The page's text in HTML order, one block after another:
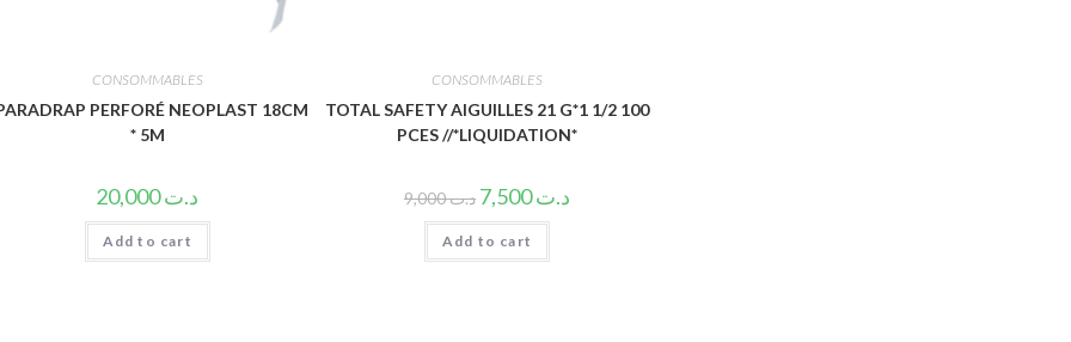
CONSOMMABLES
PERFORÉ NEOPLAST 18CM
* 5M
د.ت20,000
Add to cart
CONSOMMABLES
TOTAL SAFETY AIGUILLES 21 G*1 1/2 100
PCES //*LIQUIDATION*
د.ت9,000 د.ت7,500
Add to cart